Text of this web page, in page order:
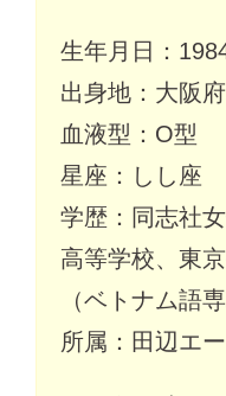
生年月日：
出身地：大阪
血液型：O型
星座：しし座
学歴：同志社
高等学校、東
（ベトナム語
所属：田辺エ